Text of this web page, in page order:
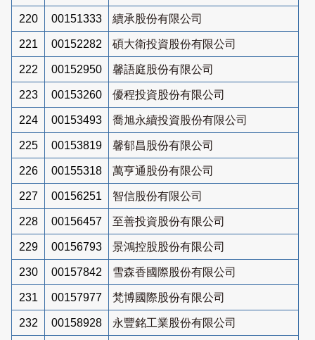
220 00151333 續承股份有限公司
221 00152282 碩大衛投資股份有限公司
222 00152950 馨語庭股份有限公司
223 00153260 優程投資股份有限公司
224 00153493 喬旭永續投資股份有限公司
225 00153819 馨郁昌股份有限公司
226 00155318 萬亨通股份有限公司
227 00156251 智信股份有限公司
228 00156457 至善投資股份有限公司
229 00156793 景鴻控股股份有限公司
230 00157842 雪森香國際股份有限公司
231 00157977 梵博國際股份有限公司
232 00158928 永豐銘工業股份有限公司